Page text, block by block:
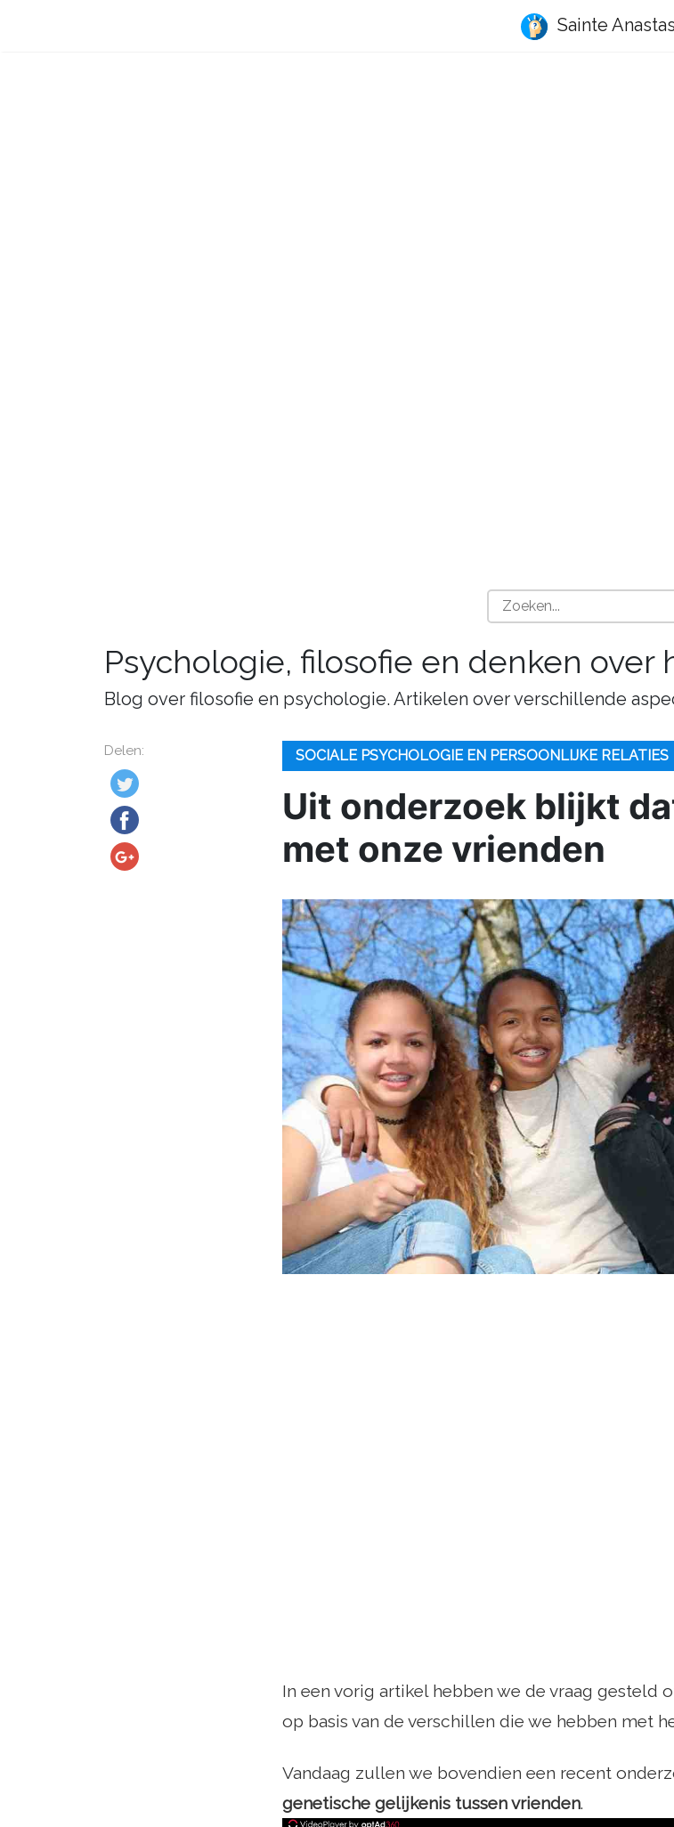
Sainte
Psychologie, filosofie en denken over
Blog over filosofie en psychologie. Artikelen over verschillende
Delen: SOCIALE PSYCHOLOGIE EN PERSOONLIJKE RELATIES
Uit onderzoek blijkt
met onze vrienden
In een vorig artikel hebben we de vraag gesteld
op basis van de verschillen die we hebben met
Vandaag zullen we bovendien een recent
genetische gelijkenis tussen vrienden.